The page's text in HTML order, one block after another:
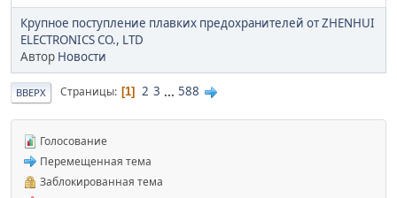
Крупное поступление плавких предохранителей от ZHENHUI
ELECTRONICS CO., LTD
Автор Новости
ВВЕРХ Страницы 1 2 3 ... 588
Голосование
Перемещенная тема
Заблокированная тема